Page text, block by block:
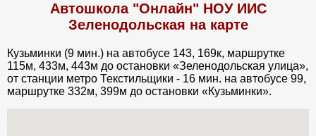
Автошкола "Онлайн" НОУ ИИС
Зеленодольская на карте
Кузьминки (9 мин.) на автобусе 143, 169к, маршрутке
115м, 433м, 443м до остановки «Зеленодольская улица»,
от станции метро Текстильщики - 16 мин. на автобусе 99,
маршрутке 332м, 399м до остановки «Кузьминки».